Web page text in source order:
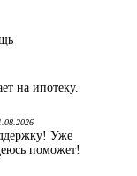
на ипотеку.
Уже
поможет!